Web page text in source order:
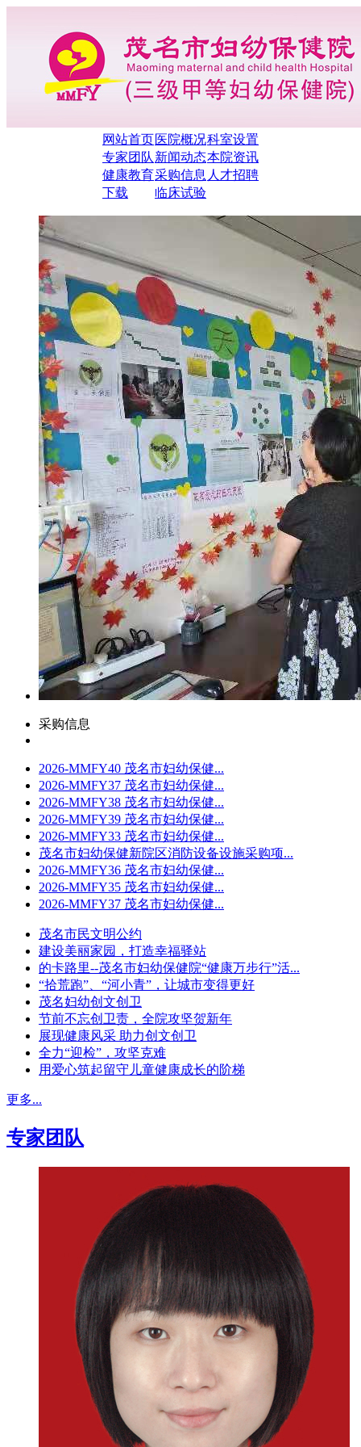
网站首页医院概况科室设置
专家团队 新闻动态本院资讯
健康教育采购信息 人才招聘
下载
临床试验
采购信息
2026-MMFY40 茂名市妇幼保健...
2026-MMFY37 茂名市妇幼保健...
2026-MMFY38 茂名市妇幼保健...
2026-MMFY39 茂名市妇幼保健...
2026-MMFY33 茂名市妇幼保健...
茂名市妇幼保健新院区消防设备设施采购项...
2026-MMFY36 茂名市妇幼保健...
2026-MMFY35 茂名市妇幼保健...
2026-MMFY37 茂名市妇幼保健...
茂名市民文明公约
建设美丽家园，打造幸福驿站
的卡路里--茂名市妇幼保健院“健康万步行”活...
“拾荒跑”、“河小青”，让城市变得更好
茂名妇幼创文创卫
节前不忘创卫责，全院攻坚贺新年
展现健康风采 助力创文创卫
全力“迎检”，攻坚克难
用爱心筑起留守儿童健康成长的阶梯
更多...
专家团队